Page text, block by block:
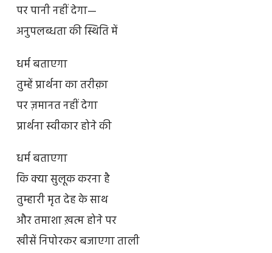
पर पानी नहीं देगा—
अनुपलब्धता की स्थिति में
धर्म बताएगा
तुम्हें प्रार्थना का तरीक़ा
पर ज़मानत नहीं देगा
प्रार्थना स्वीकार होने की
धर्म बताएगा
कि क्या सुलूक करना है
तुम्हारी मृत देह के साथ
और तमाशा ख़त्म होने पर
खीसें निपोरकर बजाएगा ताली